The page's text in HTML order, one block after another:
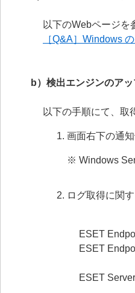
以下のWebページを
［Q&A］Windows
b）検出エンジンのア
以下の手順にて、取
画面右下の通
※ Windows
ログ取得に関
ESET
ESET
ESET